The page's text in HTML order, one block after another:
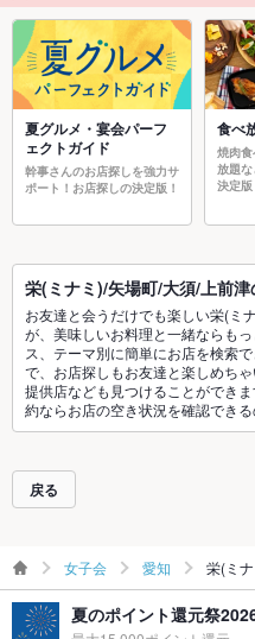
夏グルメ・宴会パーフ
ェクトガイド
幹事さんのお店探しを強力サ
ポート！お店探しの決定版！
食べ
焼肉
放題
決定版
栄(ミナミ)/矢場町/大須/上前
お友達と会うだけでも楽しい栄(ミ
が、美味しいお料理と一緒ならも
ス、テーマ別に簡単にお店を検索
で、お店探しもお友達と楽しめち
提供店なども見つけることができ
約ならお店の空き状況を確認でき
戻る
女子会 愛知 栄(ミ
夏のポイント還元祭